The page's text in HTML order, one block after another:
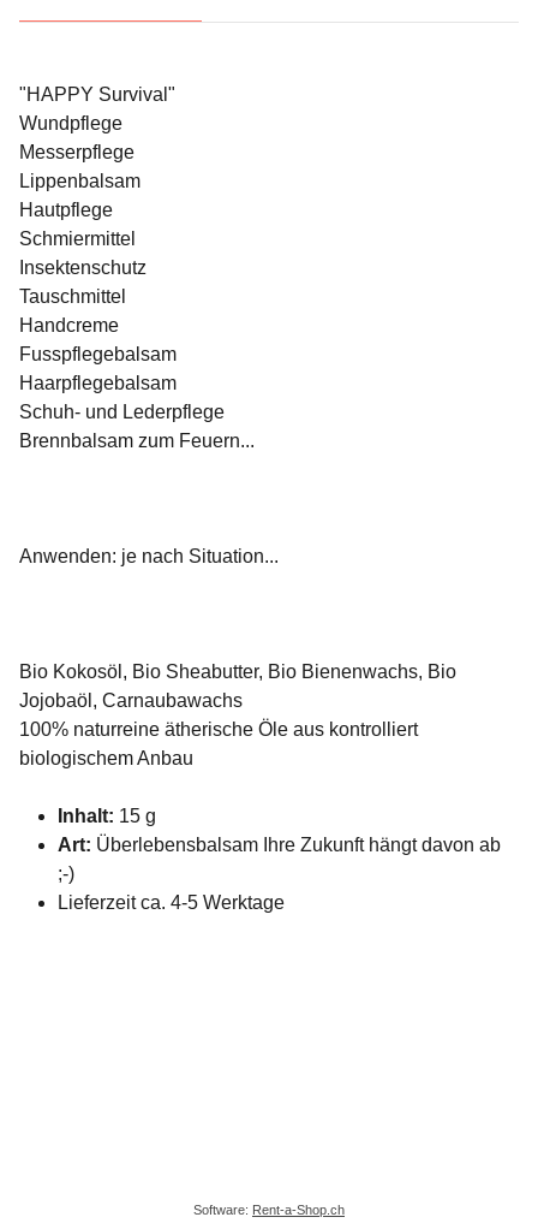
"HAPPY Survival"
Wundpflege
Messerpflege
Lippenbalsam
Hautpflege
Schmiermittel
Insektenschutz
Tauschmittel
Handcreme
Fusspflegebalsam
Haarpflegebalsam
Schuh- und Lederpflege
Brennbalsam zum Feuern...
Anwenden: je nach Situation...
Bio Kokosöl, Bio Sheabutter, Bio Bienenwachs, Bio
Jojobaöl, Carnaubawachs
100% naturreine ätherische Öle aus kontrolliert
biologischem Anbau
Inhalt: 15 g
Art: Überlebensbalsam Ihre Zukunft hängt davon ab
;-)
Lieferzeit ca. 4-5 Werktage
Software: Rent-a-Shop.ch